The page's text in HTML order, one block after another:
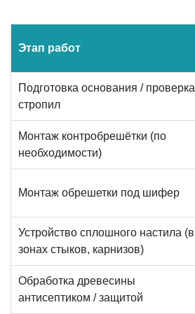
Этап работ
Подготовка основания / проверка
стропил
Монтаж контробрешётки (по
необходимости)
Монтаж обрешетки под шифер
Устройство сплошного настила (в
зонах стыков, карнизов)
Обработка древесины
антисептиком / защитой